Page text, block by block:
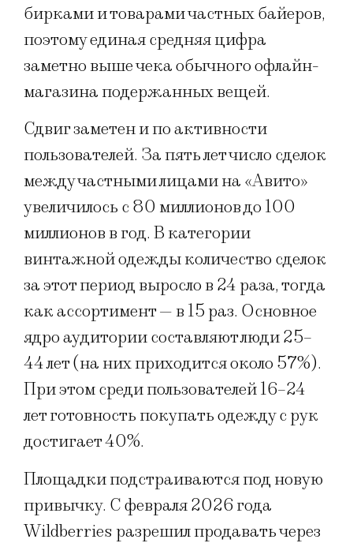
бирками и товарами частных байеров,
поэтому единая средняя цифра
заметно выше чека обычного офлайн-
магазина подержанных вещей.
Сдвиг заметен и по активности
пользователей. За пять лет число сделок
между частными лицами на «Авито»
увеличилось с 80 миллионов до 100
миллионов в год. В категории
винтажной одежды количество сделок
за этот период выросло в 24 раза, тогда
как ассортимент — в 15 раз. Основное
ядро аудитории составляют люди 25–
44 лет (на них приходится около 57%).
При этом среди пользователей 16–24
лет готовность покупать одежду с рук
достигает 40%.
Площадки подстраиваются под новую
привычку. С февраля 2026 года
Wildberries разрешил продавать через